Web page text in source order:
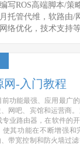
写ROS高端脚本/策
托管代维，软路由/
络优化，技术支持
网-入门教程
前功能最强、应用最广
网吧、宾馆和运营商
专业路由器，在软件的
使其功能在不断增强和
带宽控制和防火墙过